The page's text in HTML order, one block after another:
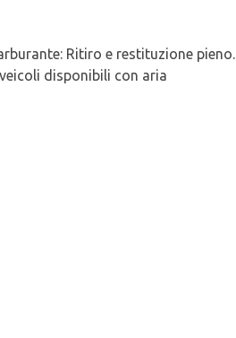
Ritiro e restituzione pieno.
disponibili con aria